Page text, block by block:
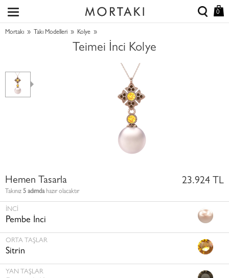
0
Mortakı » Takı Modelleri » Kolye »
Teimei İnci Kolye
Hemen Tasarla
Takınız 5 adımdahazır olacaktır
23.924 TL
İNCI
Pembe İnci
ORTA TAŞLAR
Sitrin
YAN TAŞLAR